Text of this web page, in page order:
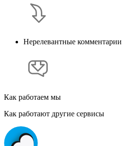
Нерелевантные комментарии
Как работаем мы
Как работают другие сервисы